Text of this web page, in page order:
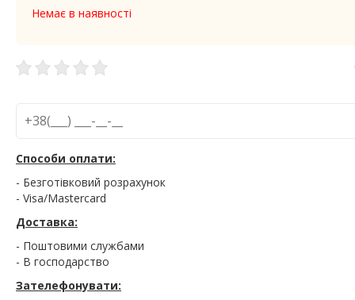
Немає в наявності
Способи оплати:
- Безготівковий розрахунок
- Visa/Mastercard
Доставка:
- Поштовими службами
- В господарство
Зателефонувати: